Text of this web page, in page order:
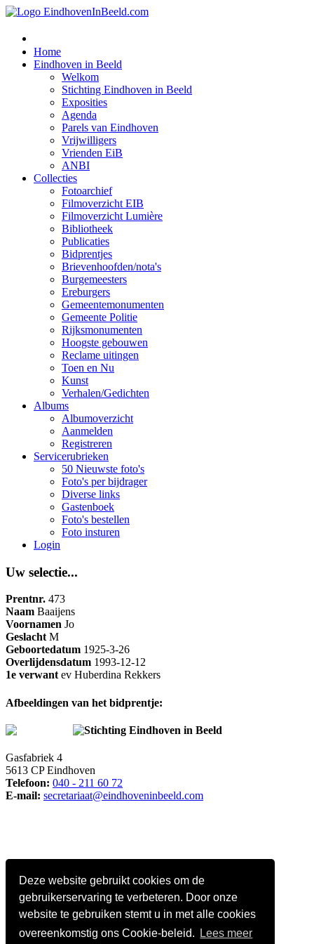
Deze website gebruikt cookies om de
gebruikerservaring te verbeteren. Door onze
website te gebruiken stemt u in met alle cookies
overeenkomstig ons Cookie-beleid.
Lees meer
Home
Eindhoven in Beeld
Welkom
Stichting Eindhoven in Beeld
Exposities
Agenda
Parels van Eindhoven
Vrijwilligers
Vrienden EiB
ANBI
Collecties
Fotoarchief
Filmoverzicht EIB
Filmoverzicht Lumière
Bibliotheek
Publicaties
Bidprentjes
Brievenhoofden/nota's
Burgemeesters
Ereburgers
Gemeentemonumenten
Gemeente Politie
Rijksmonumenten
Hoogste gebouwen
Reclame uitingen
Toen en Nu
Kunst
Verhalen/Gedichten
Albums
Albumoverzicht
Aanmelden
Registreren
Servicerubrieken
50 Nieuwste foto's
Foto's per bijdrager
Diverse links
Gastenboek
Foto's bestellen
Foto insturen
Login
Uw selectie...
Prentnr. 473
Naam Baaijens
Voornamen Jo
GeslachtM
Geboortedatum 1925-3-26
Overlijdensdatum 1993-12-12
1e verwantev Huberdina Rekkers
Afbeeldingen van het bidprentje:
Stichting Eindhoven in Beeld
Gasfabriek 4
5613 CP Eindhoven
Telefoon: 040 - 211 60 72
E-mail: secretariaat@eindhoveninbeeld.com